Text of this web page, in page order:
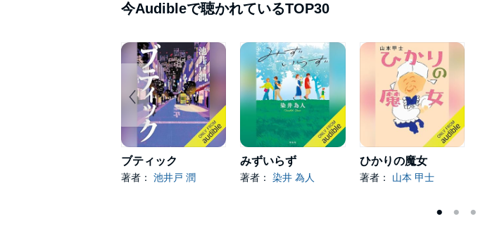
今Audibleで聴かれているTOP30
ブティック
著者： 池井戸 潤
みずいらず
著者：染井 為人
ひかりの魔女
著者： 山本 甲士